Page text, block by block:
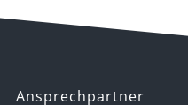
Ansprechpartner